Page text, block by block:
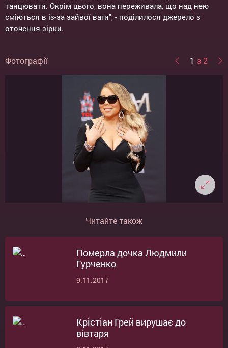
танцювати. Окрім цього, вона переживала, що над нею
сміються в із-за зайвої ваги", - поділилося джерело з
оточення зірки.
Фотографії 1 з 2
Читайте також
Померла дочка Людмили
Гурченко
9.11.2017
Крістіан Грей вирушає до
вівтаря